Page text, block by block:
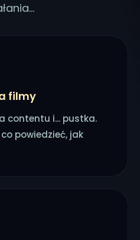
filmy
contentu i... pustka.
powiedzieć, jak